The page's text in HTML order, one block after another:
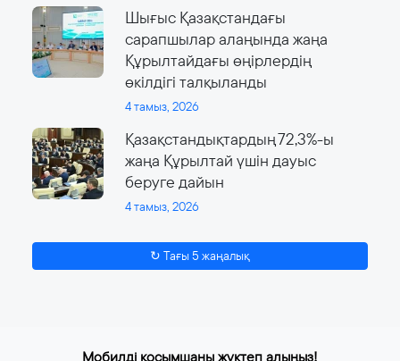
Шығыс Қазақстандағы
сарапшылар алаңында жаңа
Құрылтайдағы өңірлердің
өкілдігі талқыланды
4 тамыз, 2026
Қазақстандықтардың 72,3%-ы
жаңа Құрылтай үшін дауыс
беруге дайын
4 тамыз, 2026
↻ Тағы 5 жаңалық
Мобилді қосымшаны жүктеп алыңыз!